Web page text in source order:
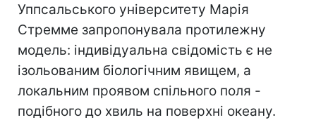
Уппсальського університету Марія
Стремме запропонувала протилежну
модель: індивідуальна свідомість є не
ізольованим біологічним явищем, а
локальним проявом спільного поля -
подібного до хвиль на поверхні океану.